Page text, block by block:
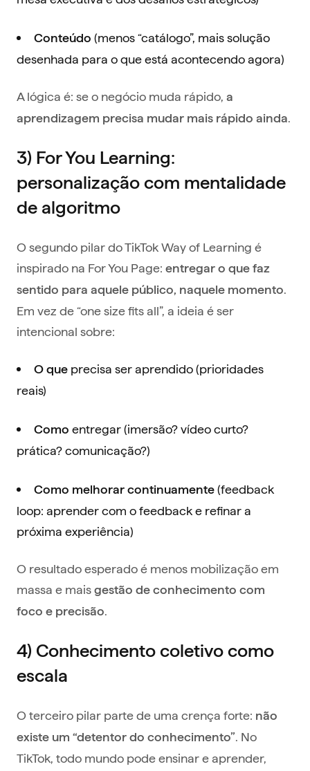
Conteúdo (menos “catálogo”, mais solução
desenhada para o que está acontecendo agora)
A lógica é: se o negócio muda rápido, a
aprendizagem precisa mudar mais rápido ainda
3) For You Learning:
personalização com mentalidade
de algoritmo
O segundo pilar do TikTok Way of Learning é
inspirado na For You Page: entregar o que faz
sentido para aquele público, naquele momento
Em vez de “one size fits all”, a ideia é ser
intencional sobre:
O que precisa ser aprendido (prioridades
reais)
Como entregar (imersão? vídeo curto?
prática? comunicação?)
Como melhorar continuamente (feedback
loop: aprender com o feedback e refinar a
próxima experiência)
O resultado esperado é menos mobilização em
massa e mais gestão de conhecimento com
foco e precisão
4) Conhecimento coletivo como
escala
O terceiro pilar parte de uma crença forte: não
existe um “detentor do conhecimento” . No
TikTok, todo mundo pode ensinar e aprender,